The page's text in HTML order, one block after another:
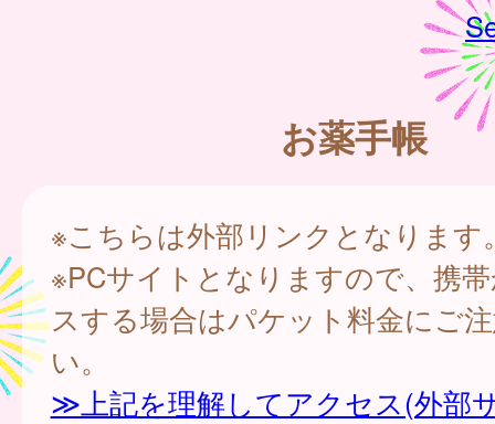
お薬手帳
※こちらは外部リンクとなります
※PCサイトとなりますので、携
スする場合はパケット料金にご
い。
≫上記を理解してアクセス(外部